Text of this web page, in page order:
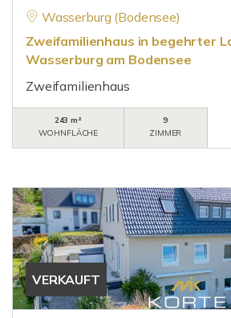
Wasserburg (Bodensee)
Zweifamilienhaus in begehrter
Wasserburg am Bodensee
Zweifamilienhaus
243 m²
WOHNFLÄCHE
9
ZIMMER
VERKAUFT